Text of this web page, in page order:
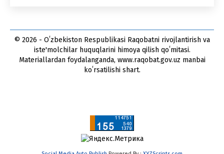
© 2026 - Oʻzbekiston Respublikasi Raqobatni rivojlantirish va
iste'molchilar huquqlarini himoya qilish qoʻmitasi.
Materiallardan foydalanganda, www.raqobat.gov.uz manbai
koʻrsatilishi shart.